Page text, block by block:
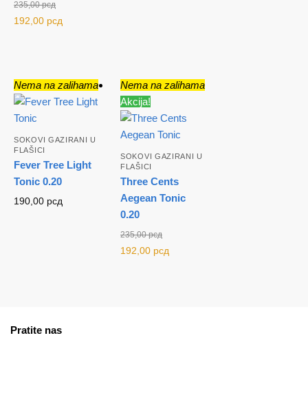
235,00рсд
Originalna
192,00 рсд
Nema na zalihama
SOKOVI GAZIRANI U
FLAŠICI
Fever Tree Light
Tonic 0.20
190,00 рсд
Nema na zalihama
Akcija!
SOKOVI GAZIRANI U
FLAŠICI
Three Cents
Aegean Tonic
0.20
235,00рсд
Originalna
192,00 рсд
Pratite nas